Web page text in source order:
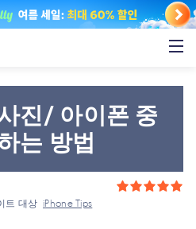
진/ 아이폰 중
는 방법
트 대상iPhone Tips